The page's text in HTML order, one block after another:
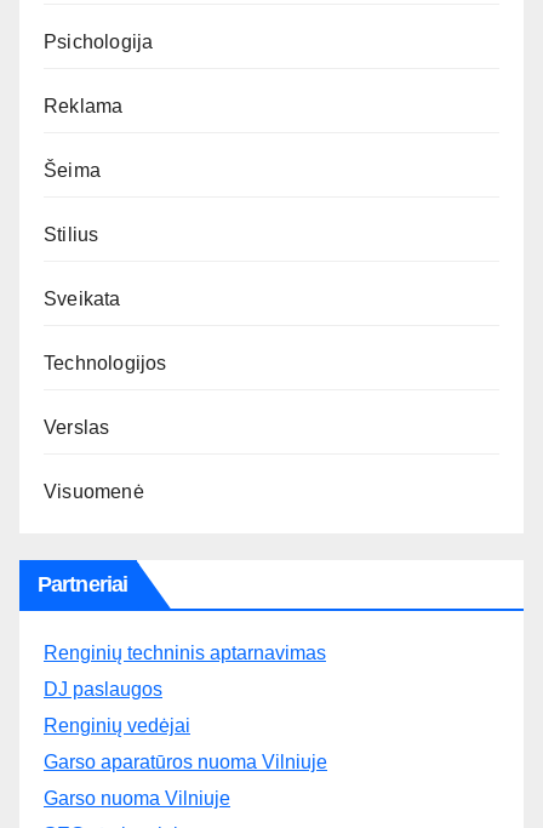
Psichologija
Reklama
Šeima
Stilius
Sveikata
Technologijos
Verslas
Visuomenė
Partneriai
Renginių techninis aptarnavimas
DJ paslaugos
Renginių vedėjai
Garso aparatūros nuoma Vilniuje
Garso nuoma Vilniuje